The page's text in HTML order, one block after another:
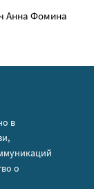
Анна Фомина
в
о